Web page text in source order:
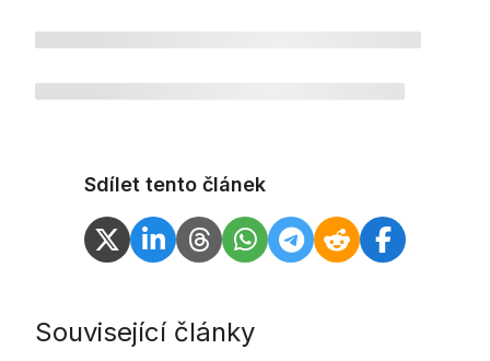
Sdílet tento článek
Související články